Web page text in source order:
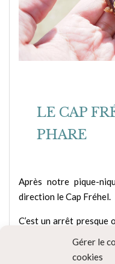
Gérer le
cookies
LE CAP
PHARE
Après notre pique-
direction le Cap Fréhel.
C’est un arrêt presque